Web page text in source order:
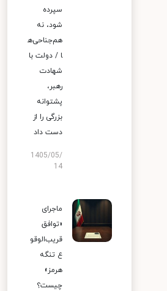
سپرده
شود، نه
هم‌جناحی‌ه
ا / دولت با
شهادت
رهبر،
پشتوانه
بزرگی را از
دست داد
1405/05/
14
ماجرای
«توافق
قریب‌الوقو
ع تنگه
هرمز»
چیست؟